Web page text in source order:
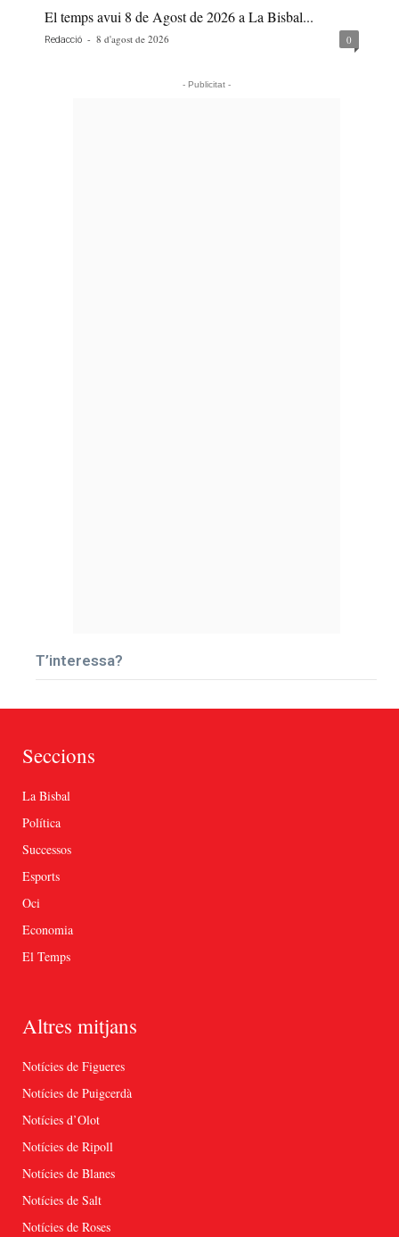
El temps avui 8 de Agost de 2026 a La Bisbal...
Redacció - 8 d'agost de 2026 0
- Publicitat -
T’interessa?
Seccions
La Bisbal
Política
Successos
Esports
Oci
Economia
El Temps
Altres mitjans
Notícies de Figueres
Notícies de Puigcerdà
Notícies d’Olot
Notícies de Ripoll
Notícies de Blanes
Notícies de Salt
Notícies de Roses